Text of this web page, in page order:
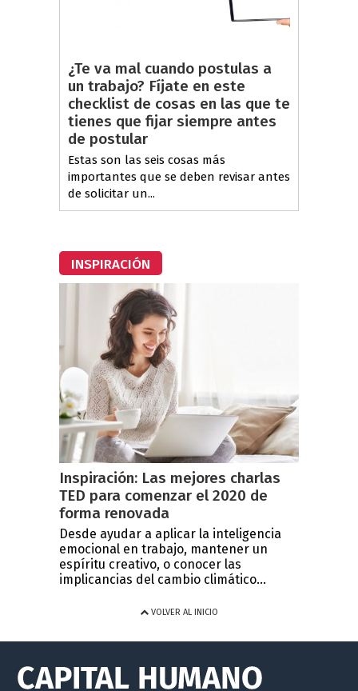
¿Te va mal cuando postulas a
un trabajo? Fíjate en este
checklist de cosas en las que te
tienes que fijar siempre antes
de postular
Estas son las seis cosas más
importantes que se deben revisar antes
de solicitar un...
INSPIRACIÓN
Inspiración: Las mejores charlas
TED para comenzar el 2020 de
forma renovada
Desde ayudar a aplicar la inteligencia
emocional en trabajo, mantener un
espíritu creativo, o conocer las
implicancias del cambio climático...
VOLVER AL INICIO